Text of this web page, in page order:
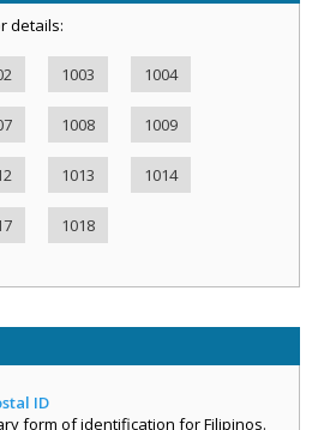
details:
1003 1004
1008 1009
1013 1014
1018
ID
form of identification for Filipinos.